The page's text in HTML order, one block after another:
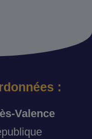
:
Valence